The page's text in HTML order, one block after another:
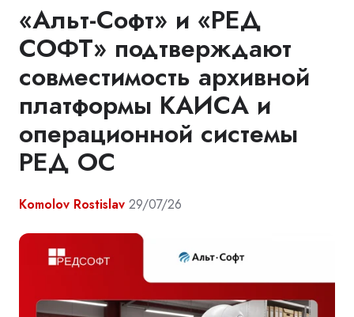
«Альт-Софт» и «РЕД
СОФТ» подтверждают
совместимость архивной
платформы КАИСА и
операционной системы
РЕД ОС
Komolov Rostislav 29/07/26